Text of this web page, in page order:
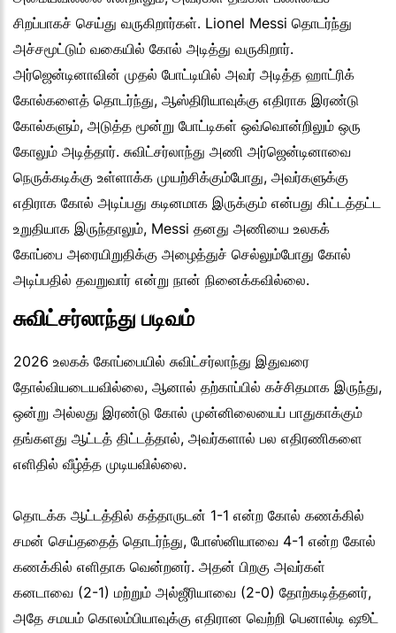
சிறப்பாகச் செய்து வருகிறார்கள். Lionel Messi தொடர்ந்து
அச்சமூட்டும் வகையில் கோல் அடித்து வருகிறார்.
அர்ஜென்டினாவின் முதல் போட்டியில் அவர் அடித்த ஹாட்ரிக்
கோல்களைத் தொடர்ந்து, ஆஸ்திரியாவுக்கு எதிராக இரண்டு
கோல்களும், அடுத்த மூன்று போட்டிகள் ஒவ்வொன்றிலும் ஒரு
கோலும் அடித்தார். சுவிட்சர்லாந்து அணி அர்ஜென்டினாவை
நெருக்கடிக்கு உள்ளாக்க முயற்சிக்கும்போது, அவர்களுக்கு
எதிராக கோல் அடிப்பது கடினமாக இருக்கும் என்பது கிட்டத்தட்ட
உறுதியாக இருந்தாலும், Messi தனது அணியை உலகக்
கோப்பை அரையிறுதிக்கு அழைத்துச் செல்லும்போது கோல்
அடிப்பதில் தவறுவார் என்று நான் நினைக்கவில்லை.
சுவிட்சர்லாந்து படிவம்
2026 உலகக் கோப்பையில் சுவிட்சர்லாந்து இதுவரை
தோல்வியடையவில்லை, ஆனால் தற்காப்பில் கச்சிதமாக இருந்து,
ஒன்று அல்லது இரண்டு கோல் முன்னிலையைப் பாதுகாக்கும்
தங்களது ஆட்டத் திட்டத்தால், அவர்களால் பல எதிரணிகளை
எளிதில் வீழ்த்த முடியவில்லை.
தொடக்க ஆட்டத்தில் கத்தாருடன் 1-1 என்ற கோல் கணக்கில்
சமன் செய்ததைத் தொடர்ந்து, போஸ்னியாவை 4-1 என்ற கோல்
கணக்கில் எளிதாக வென்றனர். அதன் பிறகு அவர்கள்
கனடாவை (2-1) மற்றும் அல்ஜீரியாவை (2-0) தோற்கடித்தனர்,
அதே சமயம் கொலம்பியாவுக்கு எதிரான வெற்றி பெனால்டி ஷூட்